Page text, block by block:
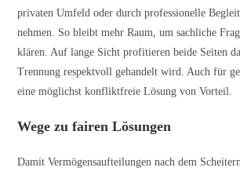
privaten Umfeld oder durch professionelle
nehmen. So bleibt mehr Raum, um sachliche
klären. Auf lange Sicht profitieren beide Seiten
Trennung respektvoll gehandelt wird. Auch für
eine möglichst konfliktfreie Lösung von Vorteil.
Wege zu fairen Lösungen
Damit Vermögensaufteilungen nach dem